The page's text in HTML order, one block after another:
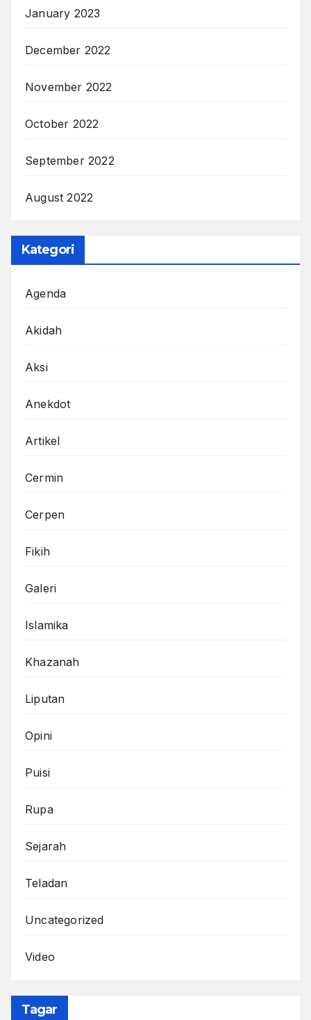
January 2023
December 2022
November 2022
October 2022
September 2022
August 2022
Kategori
Agenda
Akidah
Aksi
Anekdot
Artikel
Cermin
Cerpen
Fikih
Galeri
Islamika
Khazanah
Liputan
Opini
Puisi
Rupa
Sejarah
Teladan
Uncategorized
Video
Tagar